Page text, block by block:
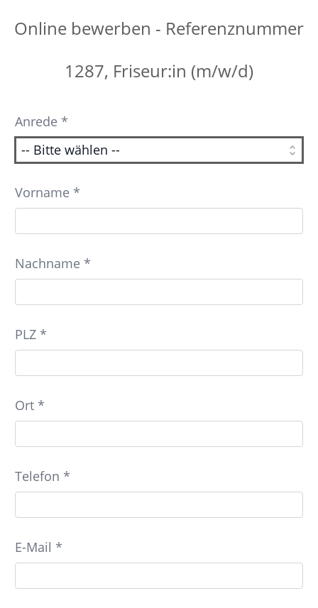
Online bewerben - Referenznummer
1287, Friseur:in (m/w/d)
Anrede *
Vorname *
Nachname *
PLZ *
Ort *
Telefon *
E-Mail *